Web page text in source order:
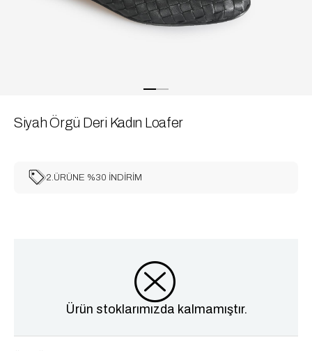
Siyah Örgü Deri Kadın Loafer
2.ÜRÜNE %30 İNDİRİM
Ürün stoklarımızda kalmamıştır.